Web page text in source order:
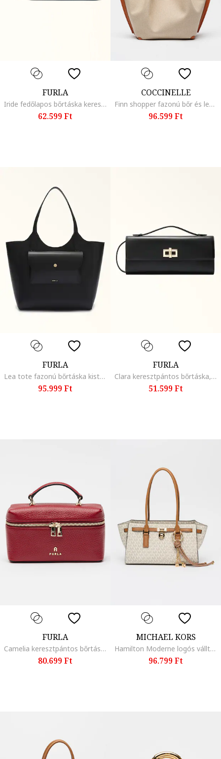
FURLA
Iride fedőlapos bőrtáska keresztpánttal, Levendulakék
62.599 Ft
COCCINELLE
Finn shopper fazonú bőr és lenvászon táska, Narancssárga/Bézs
96.599 Ft
FURLA
Lea tote fazonú bőrtáska kistáskával
95.999 Ft
FURLA
Clara keresztpántos bőrtáska, Fekete
51.599 Ft
FURLA
Camelia keresztpántos bőrtáska, Bordó
80.699 Ft
MICHAEL KORS
Hamilton Moderne logós válltáska, Barna/Törtfehér
96.799 Ft